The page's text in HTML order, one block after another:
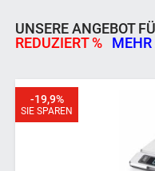
UNSERE ANGEBOT
REDUZIERT % MEHR
SIE SPAREN
-19,9%